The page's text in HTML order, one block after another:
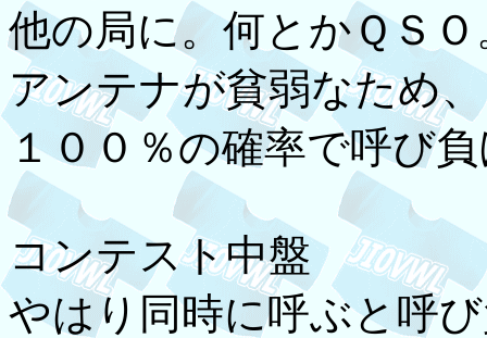
他の局に。何とかＱＳＯ
アンテナが貧弱なため
１００％の確率で呼び
コンテスト中盤
やはり同時に呼ぶと呼